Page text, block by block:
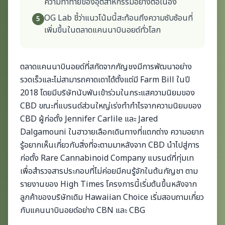
5 OG Lab ชี้ว่าแนวโน้มนี้สะท้อนถึงความซับซ้อนที่
เพิ่มขึ้นในตลาดแคนนาบินอยด์ทั่วโลก
ตลาดแคนนาบินอยด์ที่สกัดจากกัญชงมีการพัฒนาอย่าง
รวดเร็วและไม่สามารถคาดเดาได้ตั้งแต่มี Farm Bill ในปี
2018 โดยมีบริษัทนับพันเข้าร่วมในกระแสความนิยมของ
CBD ขณะที่แบรนด์ส่วนใหญ่เร่งทำกำไรจากความนิยมของ
CBD ผู้ก่อตั้ง Jennifer Carlile และ Jared
Dalgamouni ในฮาวายเลือกเดินทางที่แตกต่าง ความอยาก
รู้อยากเห็นเกี่ยวกับสิ่งที่จะตามมาหลังจาก CBD นำไปสู่การ
ก่อตั้ง Rare Cannabinoid Company แบรนด์ที่ทุ่มเท
เพื่อสำรวจสารประกอบที่ไม่ค่อยมีคนรู้จักในต้นกัญชา ตาม
รายงานของ High Times โครงการนี้เริ่มต้นขึ้นหลังจาก
ลูกค้าของบริษัทเดิม Hawaiian Choice เริ่มสอบถามเกี่ยว
กับแคนนาบินอยด์อย่าง CBN และ CBG